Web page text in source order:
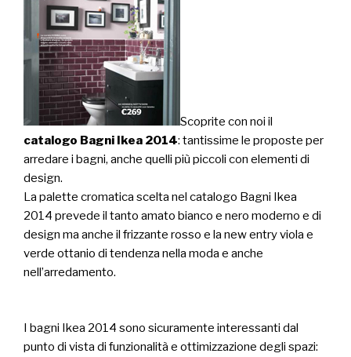
Scoprite con noi il
catalogo Bagni Ikea 2014: tantissime le proposte per
arredare i bagni, anche quelli più piccoli con elementi di
design.
La palette cromatica scelta nel catalogo Bagni Ikea
2014 prevede il tanto amato bianco e nero moderno e di
design ma anche il frizzante rosso e la new entry viola e
verde ottanio di tendenza nella moda e anche
nell’arredamento.
I bagni Ikea 2014 sono sicuramente interessanti dal
punto di vista di funzionalità e ottimizzazione degli spazi: